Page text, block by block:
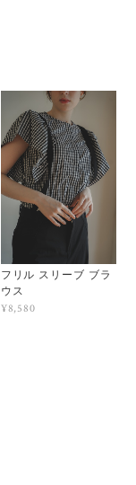
フリル スリーブ ブラ
ウス
¥8,580